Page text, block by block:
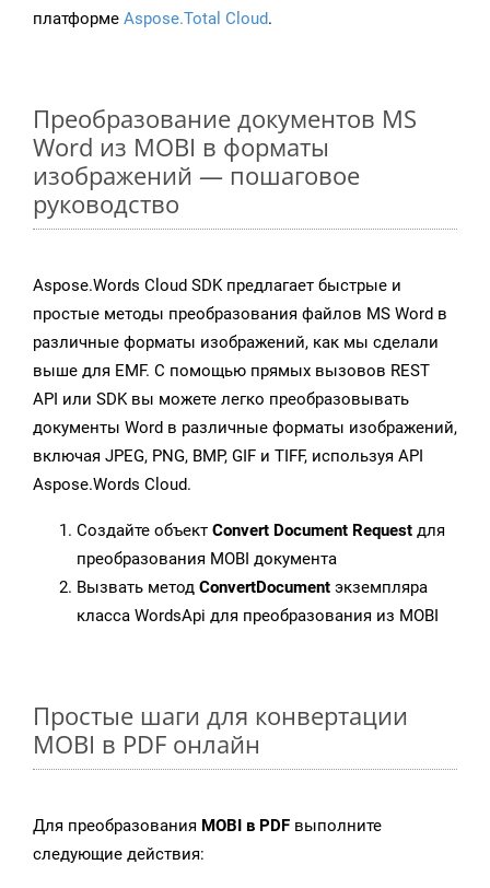
платформе Aspose.Total Cloud.
Преобразование документов MS
Word из MOBI в форматы
изображений — пошаговое
руководство
Aspose.Words Cloud SDK предлагает быстрые и
простые методы преобразования файлов MS Word в
различные форматы изображений, как мы сделали
выше для EMF. С помощью прямых вызовов REST
API или SDK вы можете легко преобразовывать
документы Word в различные форматы изображений,
включая JPEG, PNG, BMP, GIF и TIFF, используя API
Aspose.Words Cloud.
Создайте объект Convert Document Request для
преобразования MOBI документа
Вызвать метод ConvertDocument экземпляра
класса WordsApi для преобразования из MOBI
Простые шаги для конвертации
MOBI в PDF онлайн
Для преобразования MOBI в PDF выполните
следующие действия: